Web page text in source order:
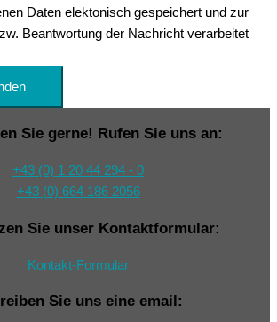
Daten elektonisch gespeichert und zur
Beantwortung der Nachricht verarbeitet
Sie gerne! Rufen Sie uns an:
+43 (0) 1 20 44 294 - 0
+43 (0) 664 186 2056
Sie unser Kontaktformular:
Kontakt-Formular
Sie uns eine email: